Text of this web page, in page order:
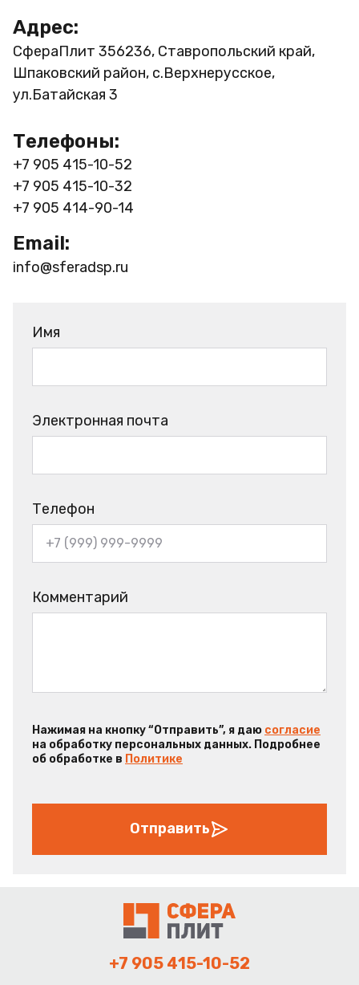
Адрес:
СфераПлит 356236, Ставропольский край,
Шпаковский район, с.Верхнерусское,
ул.Батайская 3
Телефоны:
+7 905 415-10-52
+7 905 415-10-32
+7 905 414-90-14
Email:
info@sferadsp.ru
Имя
Электронная почта
Телефон
Комментарий
Нажимая на кнопку “Отправить”, я даю согласие
на обработку персональных данных. Подробнее
об обработке в Политике
Отправить
+7 905 415-10-52